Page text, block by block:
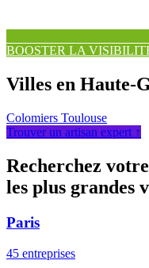
BOOSTER LA
Villes en Haute-
Colomiers Toulouse
Trouver un artisan expert ↑
Recherchez
les plus grandes
Paris
45 entreprises